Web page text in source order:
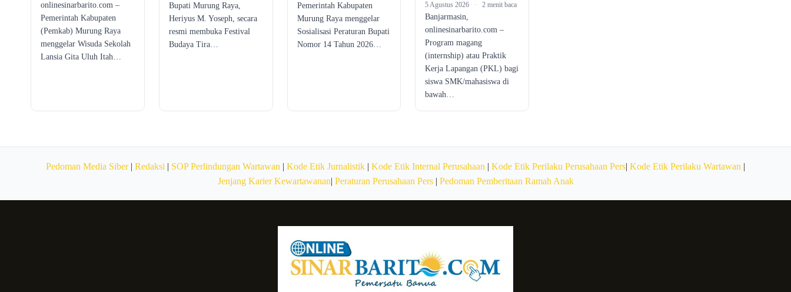
onlinesinarbarito.com –
Pemerintah Kabupaten
(Pemkab) Murung Raya
menggelar Wisuda Sekolah
Lansia Gita Uluh Itah…
Bupati Murung Raya,
Heriyus M. Yoseph, secara
resmi membuka Festival
Budaya Tira…
Pemerintah Kabupaten
Murung Raya menggelar
Sosialisasi Peraturan Bupati
Nomor 14 Tahun 2026…
5 Agustus 2026 · 2 menit baca
Banjarmasin,
onlinesinarbarito.com –
Program magang
(internship) atau Praktik
Kerja Lapangan (PKL) bagi
siswa SMK/mahasiswa di
bawah…
Pedoman Media Siber| Redaksi | SOP Perlindungan Wartawan | Kode Etik Jurnalistik | Kode Etik Internal Perusahaan | Kode Etik Perilaku Perusahaan Pers| Kode Etik Perilaku Wartawan |
Jenjang Karier Kewartawanan| Peraturan Perusahaan Pers| Pedoman Pemberitaan Ramah Anak